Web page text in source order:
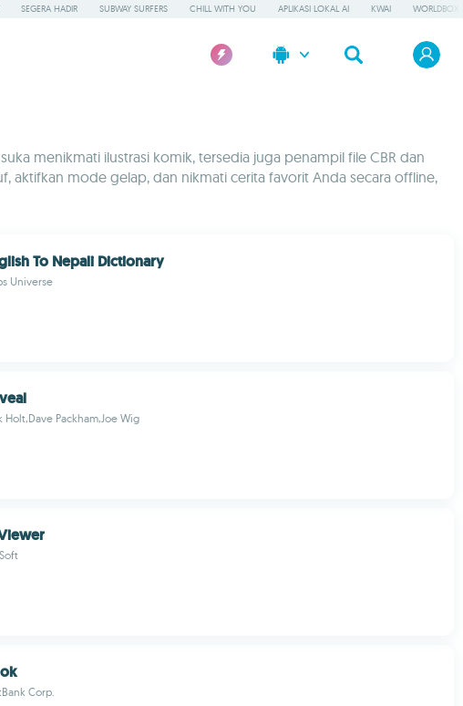
SEGERA HADIR SUBWAY SURFERS CHILL WITH YOU APLIKASI LOKAL AI KWAI WORLDBOX
menikmati ilustrasi komik, tersedia juga penampil file CBR dan
aktifkan mode gelap, dan nikmati cerita favorit Anda secara offline,
To Nepali Dictionary
Universe
Holt,Dave Packham,Joe Wig
Corp.